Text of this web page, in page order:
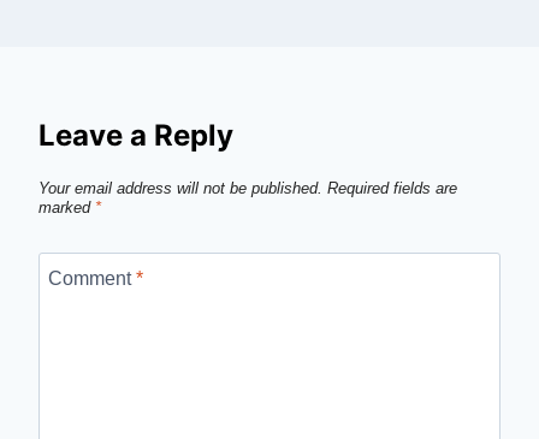
Leave a Reply
Your email address will not be published. Required fields are
marked *
Comment*